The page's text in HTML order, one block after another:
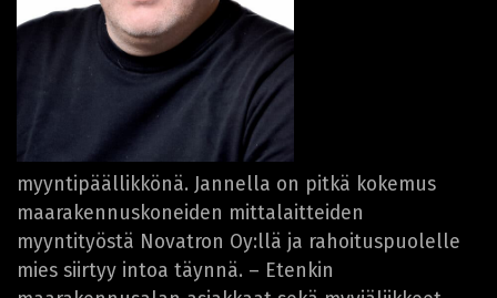
myyntipäällikkönä. Jannella on pitkä kokemus
maarakennuskoneiden mittalaitteiden
myyntityöstä Novatron Oy:llä ja rahoituspuolelle
mies siirtyy intoa täynnä. – Etenkin